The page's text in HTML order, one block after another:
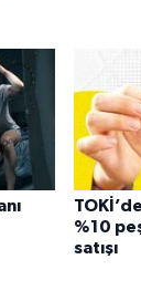
%10
satışı